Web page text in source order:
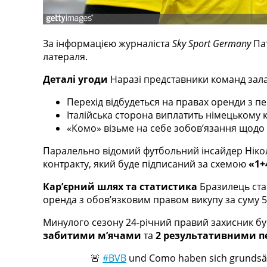
Телепрограма
UA
Новини футболу
Відео
Новини футболу України
Футбольні трансфери
Останні коментарі
Конкурс прогнозів
Логін
Рейтінги
Колективний прогноз
Турніри
Чемпіонат Світу
Україна. Прем’єр-Ліга
За інформацією журналіста Sky Sport Germany
латераля.
Деталі угоди Наразі представники команд
Перехід відбудеться на правах оренди з
Італійська сторона виплатить
«Комо» візьме на себе зобов’язання щодо
Паралельно відомий футбольний інсайдер
контракту, який буде підписаний за схемою
Кар’єрний шлях та статистика Бразилець
оренда з обов’язковим правом викупу за суму
Минулого сезону 24-річний правий захисник
забитими м’ячами та 2 результативними
🚨 #BVB und Como haben sich